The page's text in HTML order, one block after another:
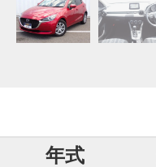
年式